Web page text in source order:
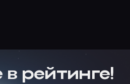
рейтинге!